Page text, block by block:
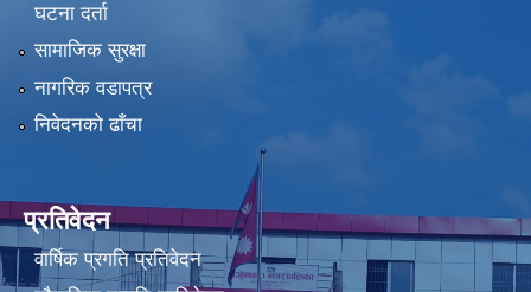
घटना दर्ता
सामाजिक सुरक्षा
नागरिक वडापत्र
निवेदनको ढाँचा
प्रतिवेदन
वार्षिक प्रगति प्रतिवेदन